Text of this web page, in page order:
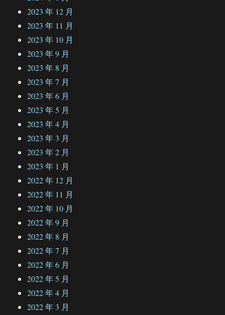
2023 年 12 月
2023 年 11 月
2023 年 10 月
2023 年 9 月
2023 年 8 月
2023 年 7 月
2023 年 6 月
2023 年 5 月
2023 年 4 月
2023 年 3 月
2023 年 2 月
2023 年 1 月
2022 年 12 月
2022 年 11 月
2022 年 10 月
2022 年 9 月
2022 年 8 月
2022 年 7 月
2022 年 6 月
2022 年 5 月
2022 年 4 月
2022 年 3 月